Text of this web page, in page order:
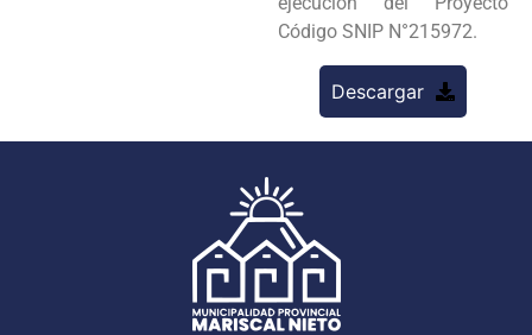
Código SNIP N°215972.
Descargar